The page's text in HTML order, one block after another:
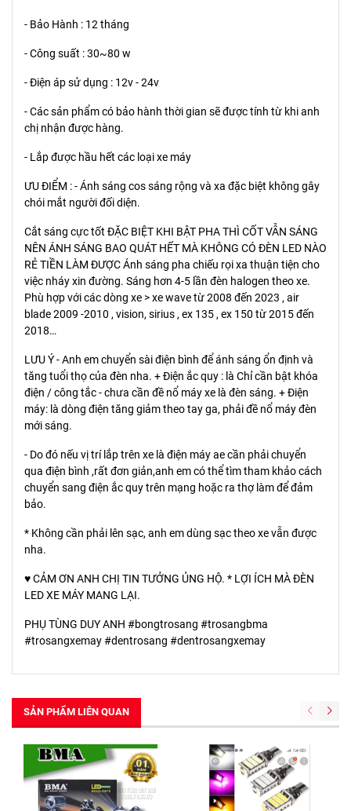
- Bảo Hành : 12 tháng
- Công suất : 30~80 w
- Điện áp sử dụng : 12v - 24v
- Các sản phẩm có bảo hành thời gian sẽ được tính từ khi anh
chị nhận được hàng.
- Lắp được hầu hết các loại xe máy
ƯU ĐIỂM : - Ánh sáng cos sáng rộng và xa đặc biệt không gây
chói mắt người đối diện.
Cắt sáng cực tốt ĐẶC BIỆT KHI BẬT PHA THÌ CỐT VẪN SÁNG
NÊN ÁNH SÁNG BAO QUÁT HẾT MÀ KHÔNG CÓ ĐÈN LED NÀO
RẺ TIỀN LÀM ĐƯỢC Ánh sáng pha chiếu rọi xa thuận tiện cho
việc nháy xin đường. Sáng hơn 4-5 lần đèn halogen theo xe.
Phù hợp với các dòng xe > xe wave từ 2008 đến 2023 , air
blade 2009 -2010 , vision, sirius , ex 135 , ex 150 từ 2015 đến
2018…
LƯU Ý - Anh em chuyển sài điện bình để ánh sáng ổn định và
tăng tuổi thọ của đèn nha. + Điện ắc quy : là Chỉ cần bật khóa
điện / công tắc - chưa cần đề nổ máy xe là đèn sáng. + Điện
máy: là dòng điện tăng giảm theo tay ga, phải đề nổ máy đèn
mới sáng.
- Do đó nếu vị trí lắp trên xe là điện máy ae cần phải chuyển
qua điện bình ,rất đơn giản,anh em có thể tìm tham khảo cách
chuyển sang điện ắc quy trên mạng hoặc ra thợ làm để đảm
bảo.
* Không cần phải lên sạc, anh em dùng sạc theo xe vẫn được
nha.
♥️ CẢM ƠN ANH CHỊ TIN TƯỞNG ỦNG HỘ. * LỢI ÍCH MÀ ĐÈN
LED XE MÁY MANG LẠI.
PHỤ TÙNG DUY ANH #bongtrosang #trosangbma
#trosangxemay #dentrosang #dentrosangxemay
SẢN PHẨM LIÊN QUAN